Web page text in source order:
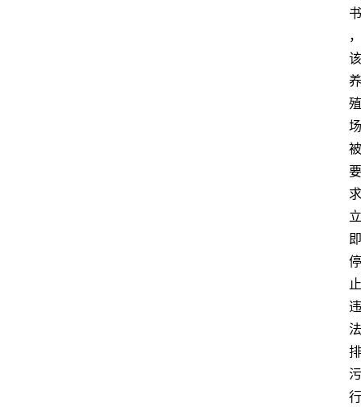
书
，
该
养
殖
场
被
要
求
立
即
停
止
违
法
排
污
行